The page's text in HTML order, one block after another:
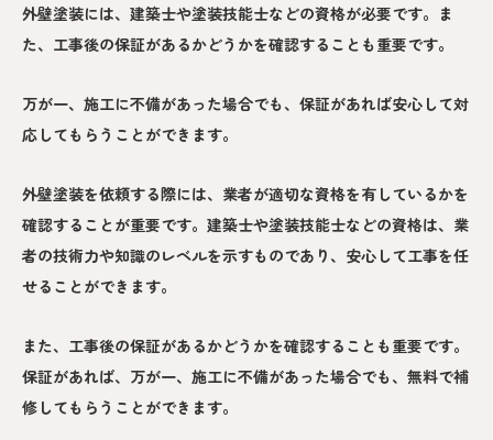
外壁塗装には、建築士や塗装技能士などの資格が必要です。ま
た、工事後の保証があるかどうかを確認することも重要です。
万が一、施工に不備があった場合でも、保証があれば安心して対
応してもらうことができます。
外壁塗装を依頼する際には、業者が適切な資格を有しているかを
確認することが重要です。建築士や塗装技能士などの資格は、業
者の技術力や知識のレベルを示すものであり、安心して工事を任
せることができます。
また、工事後の保証があるかどうかを確認することも重要です。
保証があれば、万が一、施工に不備があった場合でも、無料で補
修してもらうことができます。